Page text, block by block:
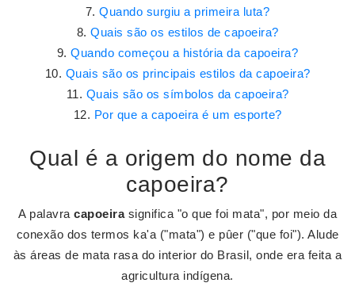
Quando surgiu a primeira luta?
Quais são os estilos de capoeira?
Quando começou a história da capoeira?
Quais são os principais estilos da capoeira?
Quais são os símbolos da capoeira?
Por que a capoeira é um esporte?
Qual é a origem do nome da
capoeira?
A palavra capoeirasignifica "o que foi mata", por meio da
conexão dos termos ka'a ("mata") e pûer ("que foi"). Alude
às áreas de mata rasa do interior do Brasil, onde era feita a
agricultura indígena.